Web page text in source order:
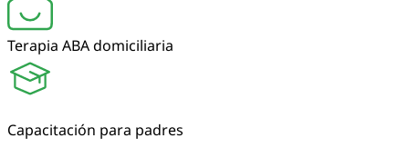
Terapia ABA domiciliaria
Capacitación para padres